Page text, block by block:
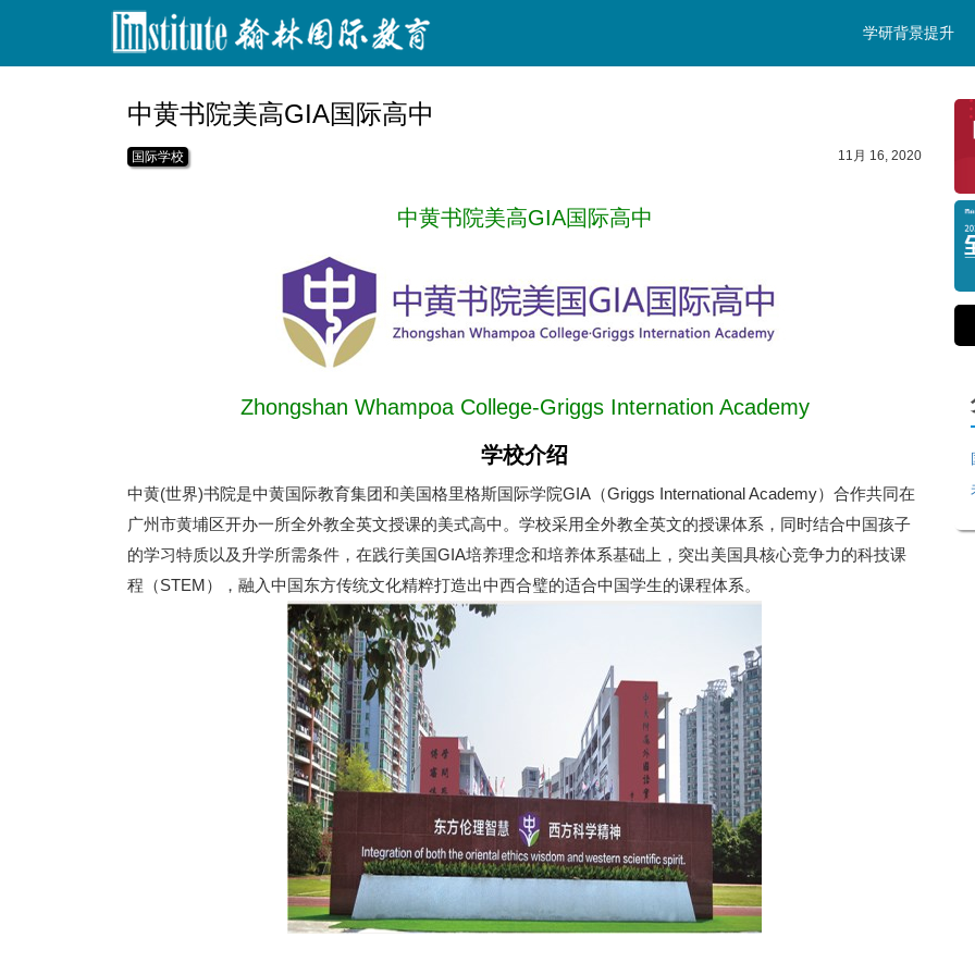
学研背景提升
中黄书院美高GIA国际高中
国际学校 11月 16, 2020
中黄书院美高GIA国际高中
Zhongshan Whampoa College-Griggs Internation Academy
学校介绍
中黄(世界)书院是中黄国际教育集团和美国格里格斯国际学院GIA（Griggs International Academy）合作共同在
广州市黄埔区开办一所全外教全英文授课的美式高中。学校采用全外教全英文的授课体系，同时结合中国孩子
的学习特质以及升学所需条件，在践行美国GIA培养理念和培养体系基础上，突出美国具核心竞争力的科技课
程（STEM），融入中国东方传统文化精粹打造出中西合璧的适合中国学生的课程体系。